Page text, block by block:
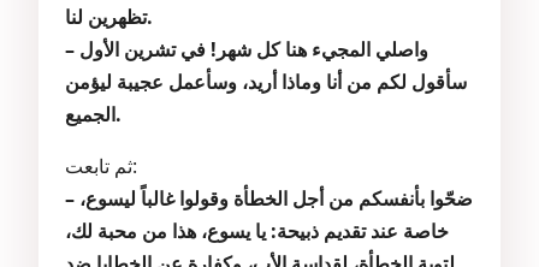
تظهرين لنا.
– واصلي المجيء هنا كل شهر! في تشرين الأول
سأقول لكم من أنا وماذا أريد، وسأعمل عجيبة ليؤمن
الجميع.
ثم تابعت:
– ضحّوا بأنفسكم من أجل الخطأة وقولوا غالباً ليسوع،
خاصة عند تقديم ذبيحة: يا يسوع، هذا من محبة لك،